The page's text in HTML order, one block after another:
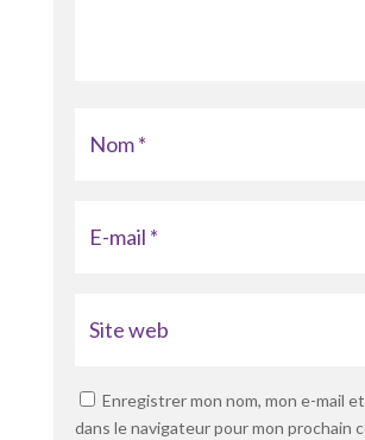
Enregistrer mon nom, mon e-mail
dans le navigateur pour mon prochain